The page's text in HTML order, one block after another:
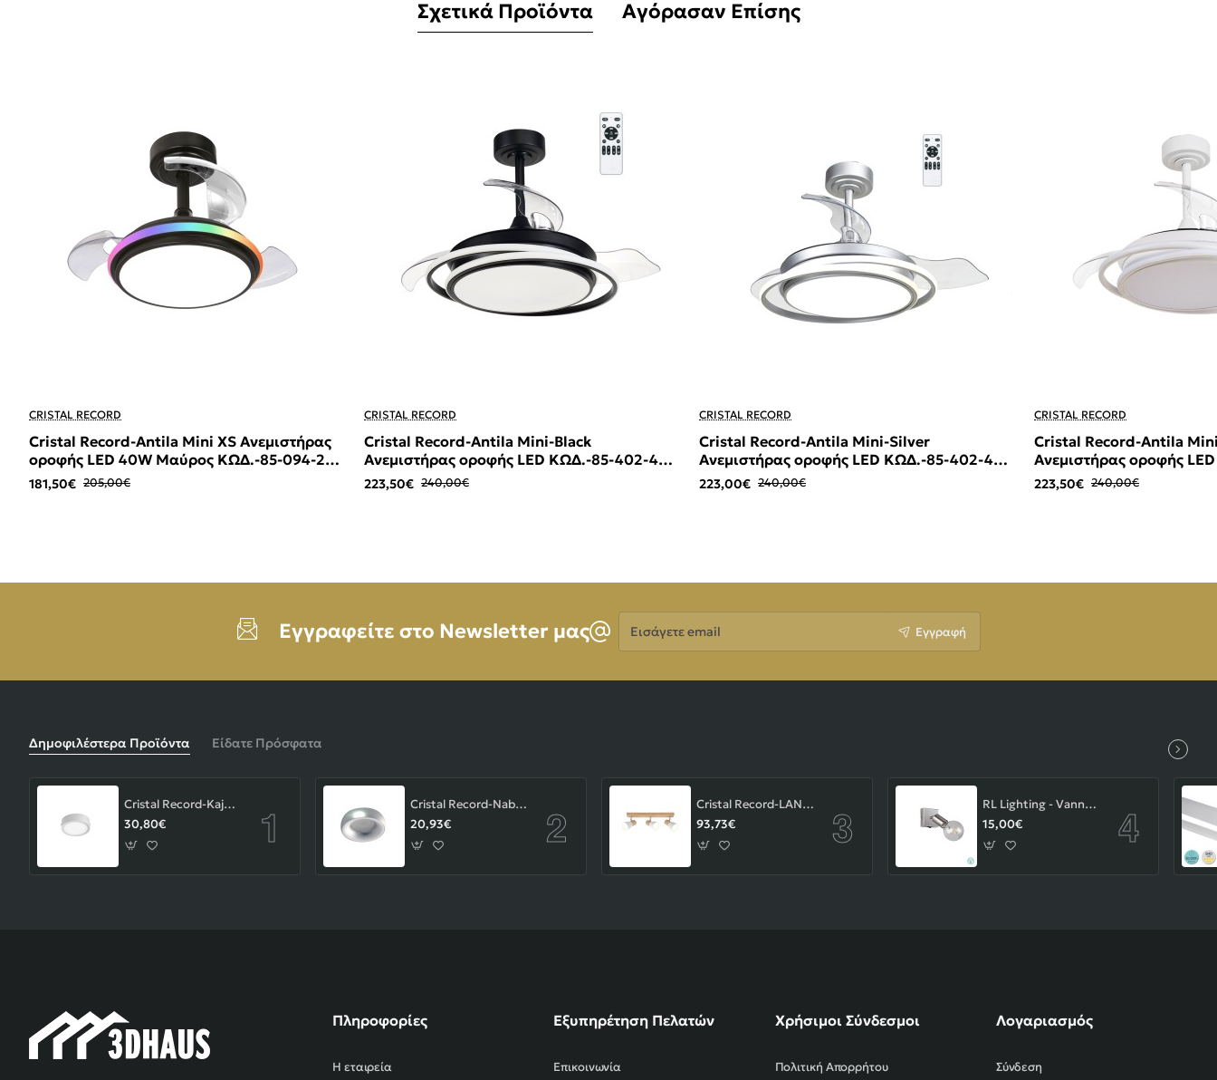
Σχετικά Προϊόντα Αγόρασαν Επίσης
-11%
CRISTAL RECORD
Cristal Record-Antila Mini XS Ανεμιστήρας
οροφής LED 40W Μαύρος ΚΩΔ.-85-094-22-
180
181,50€ 205,00€
-7%
CRISTAL RECORD
Cristal Record-Antila Mini-Black
Ανεμιστήρας οροφής LED ΚΩΔ.-85-402-40-
180
223,50€ 240,00€
-7%
CRISTAL RECORD
Cristal Record-Antila Mini-Silver
Ανεμιστήρας οροφής LED ΚΩΔ.-85-402-40-
281
223,00€ 240,00€
-7%
CRISTAL RECORD
Cristal Record-Antila
Ανεμιστήρας οροφής
100
223,50€ 240,00€
Εγγραφείτε στο Newsletter μας
Εισάγετε
email
Εγγραφή
Δημοφιλέστερα Προϊόντα Είδατε Πρόσφατα
Cristal Record-Kaju Φωτιστικό Οροφής/Επιτοίχιο LED 8W, Γκρι
30,80€
Cristal Record-Nabila Χωνευτό Σποτ GU10 ΚΩΔ.-01-180-01-281
20,93€
Cristal Record-LAN Φωτιστικού οροφής Ε14 ΚΩΔ.-43-103-14-000
93,73€
RL Lighting - Vannes Επιτοίχιο Φωτιστικό Σποτ 1xE27 Νίκελ Ματ ΚΩΔ.-R80181707
15,00€
Πληροφορίες
Η εταιρεία
Εξυπηρέτηση Πελατών
Επικοινωνία
Χρήσιμοι Σύνδεσμοι
Πολιτική Απορρήτου
Λογαριασμός
Σύνδεση